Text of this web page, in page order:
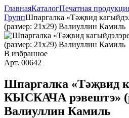
ГлавнаяКаталогПечатная
ГруппШпаргалка «Тәҗвид
(размер: 21х29) Валиуллин Камиль
В избранное
Арт. 00642
Шпаргалка «Тәҗвид
КЫСКАЧА рэвештэ»
Валиуллин Камиль